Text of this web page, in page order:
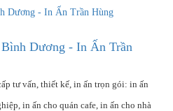
Dương - In Ấn Trần
tư vấn, thiết kế, in ấn trọn gói: in ấn
in ấn cho quán cafe, in ấn cho nhà